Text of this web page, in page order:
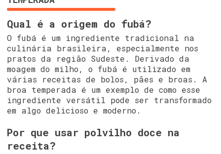
Qual é a origem do fubá?
O fubá é um ingrediente tradicional na
culinária brasileira, especialmente nos
pratos da região Sudeste. Derivado da
moagem do milho, o fubá é utilizado em
várias receitas de bolos, pães e broas. A
broa temperada é um exemplo de como esse
ingrediente versátil pode ser transformado
em algo delicioso e moderno.
Por que usar polvilho doce na
receita?